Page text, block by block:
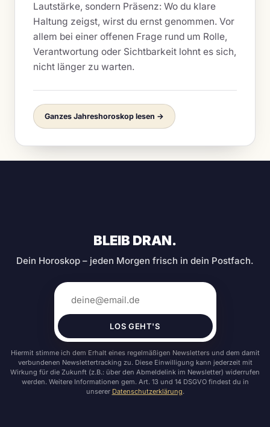
Lautstärke, sondern Präsenz: Wo du klare
Haltung zeigst, wirst du ernst genommen. Vor
allem bei einer offenen Frage rund um Rolle,
Verantwortung oder Sichtbarkeit lohnt es sich,
nicht länger zu warten.
Ganzes Jahreshoroskop lesen →
BLEIB DRAN.
Dein Horoskop – jeden Morgen frisch in dein Postfach.
LOS GEHT'S
Hiermit stimme ich dem Erhalt eines regelmäßigen Newsletters und dem damit
verbundenen Newslettertracking zu. Diese Einwilligung kann jederzeit mit
Wirkung für die Zukunft (z.B.: über den Abmeldelink im Newsletter) widerrufen
werden. Weitere Informationen gem. Art. 13 und 14 DSGVO findest du in
unserer Datenschutzerklärung.